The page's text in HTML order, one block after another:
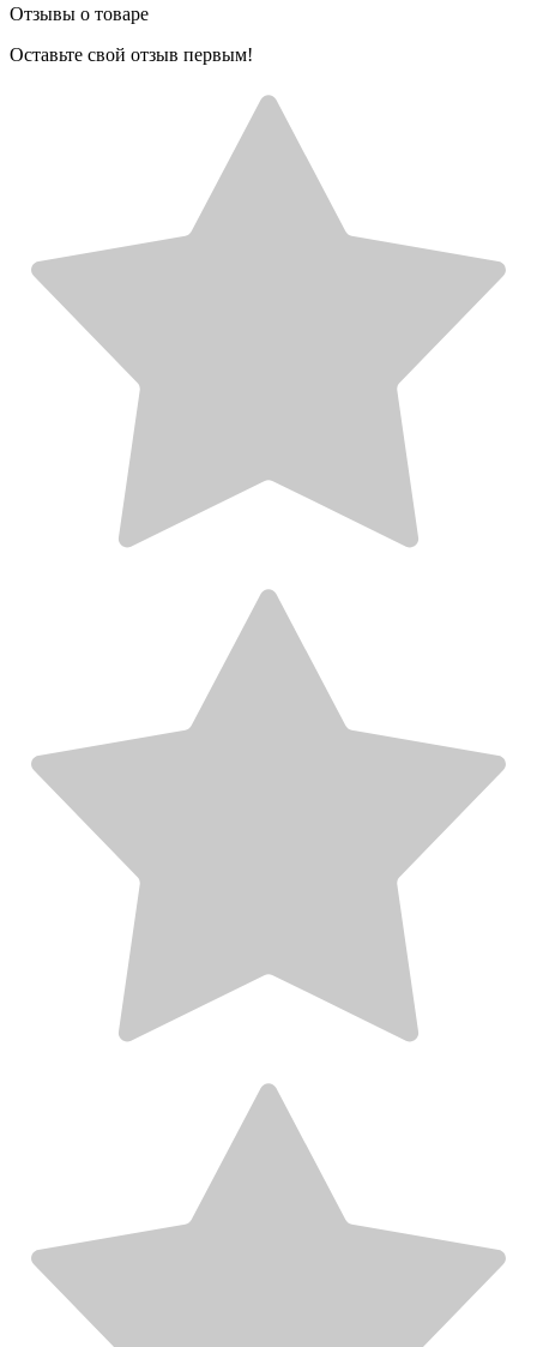
Отзывы о товаре
Оставьте свой отзыв первым!